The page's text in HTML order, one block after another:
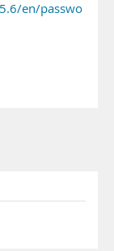
en/password-